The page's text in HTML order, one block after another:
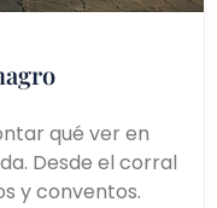
qué ver en
Desde el corral
y conventos.